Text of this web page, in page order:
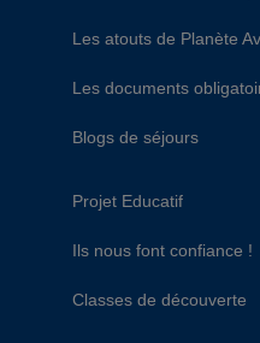
Les atouts de Planète
Les documents
Blogs de séjours
Projet Educatif
Ils nous font confiance !
Classes de découverte